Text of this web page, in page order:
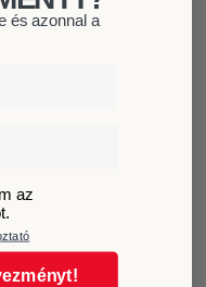
és azonnal a
az